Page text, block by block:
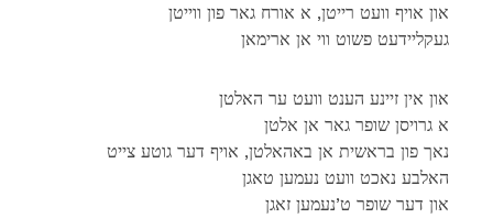
און אויף וועט רייטן, א אורח גאר פון ווייטן
געקליידעט פשוט ווי אן ארימאן
און אין זיינע הענט וועט ער האלטן
א גרויסן שופר גאר אן אלטן
נאך פון בראשית אן באהאלטן, אויף דער גוטע צייט
האלבע נאכט וועט נעמען טאגן
און דער שופר ט’נעמען זאגן